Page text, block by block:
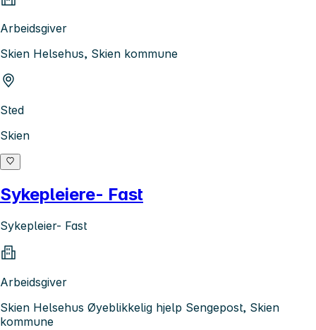
Arbeidsgiver
Skien Helsehus, Skien kommune
Sted
Skien
Sykepleiere- Fast
Sykepleier- Fast
Arbeidsgiver
Skien Helsehus Øyeblikkelig hjelp Sengepost, Skien
kommune